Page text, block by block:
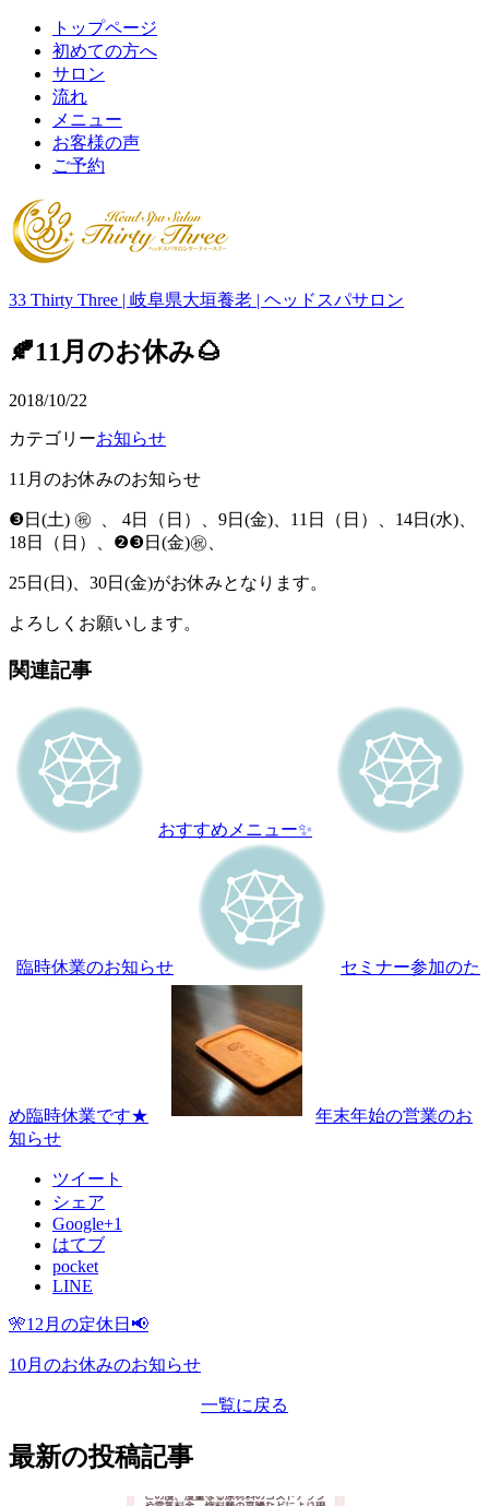
トップページ
初めての方へ
サロン
流れ
メニュー
お客様の声
ご予約
33 Thirty Three | 岐阜県大垣養老 | ヘッドスパサロン
🍂11月のお休み🌰
2018/10/22
カテゴリーお知らせ
11月のお休みのお知らせ
❸日(土) ㊗️ 、 4日（日）、9日(金)、11日（日）、14日(水)、
18日（日）、❷❸日(金)㊗️、
25日(日)、30日(金)がお休みとなります。
よろしくお願いします。
関連記事
おすすめメニュー✨
臨時休業のお知らせ セミナー参加のた
め臨時休業です★
年末年始の営業のお
知らせ
ツイート
シェア
Google+1
はてブ
pocket
LINE
🎌12月の定休日📢
10月のお休みのお知らせ
一覧に戻る
最新の投稿記事